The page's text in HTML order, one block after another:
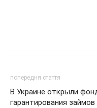
попередня стаття
В Украине открыли
гарантирования займов